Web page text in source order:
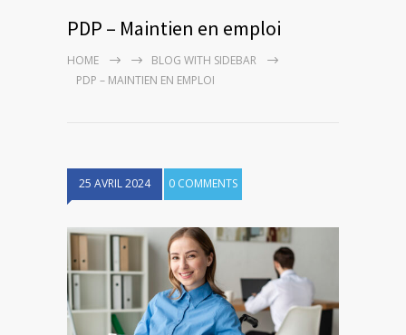
PDP – Maintien en emploi
HOME
BLOG WITH SIDEBAR
PDP – MAINTIEN EN EMPLOI
25 AVRIL 2024 0 COMMENTS